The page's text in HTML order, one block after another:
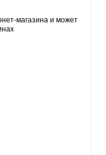
магазина и может